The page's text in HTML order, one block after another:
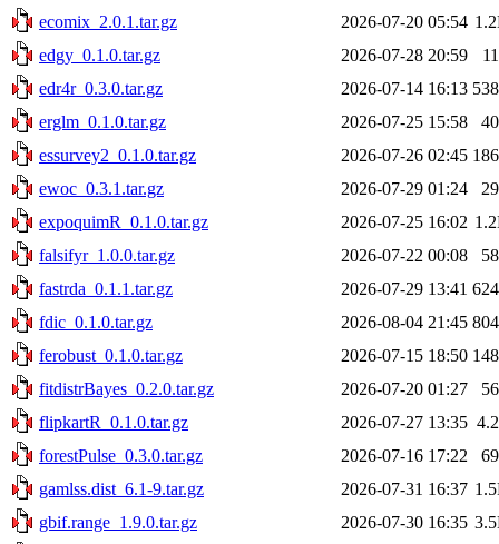
ecomix_2.0.1.tar.gz
2026-07-20 05:54
edgy_0.1.0.tar.gz
2026-07-28 20:59
edr4r_0.3.0.tar.gz
2026-07-14 16:13
erglm_0.1.0.tar.gz
2026-07-25 15:58
essurvey2_0.1.0.tar.gz
2026-07-26 02:45
ewoc_0.3.1.tar.gz
2026-07-29 01:24
expoquimR_0.1.0.tar.gz
2026-07-25 16:02
falsifyr_1.0.0.tar.gz
2026-07-22 00:08
fastrda_0.1.1.tar.gz
2026-07-29 13:41
fdic_0.1.0.tar.gz
2026-08-04 21:45
ferobust_0.1.0.tar.gz
2026-07-15 18:50
fitdistrBayes_0.2.0.tar.gz
2026-07-20 01:27
flipkartR_0.1.0.tar.gz
2026-07-27 13:35
forestPulse_0.3.0.tar.gz
2026-07-16 17:22
gamlss.dist_6.1-9.tar.gz
2026-07-31 16:37
gbif.range_1.9.0.tar.gz
2026-07-30 16:35